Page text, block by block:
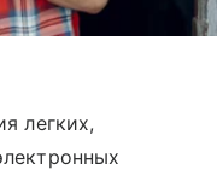
легких,